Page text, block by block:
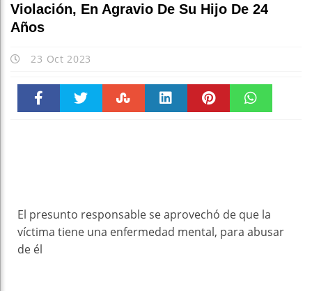
Violación, En Agravio De Su Hijo De 24
Años
23 Oct 2023
El presunto responsable se aprovechó de que la
víctima tiene una enfermedad mental, para abusar
de él